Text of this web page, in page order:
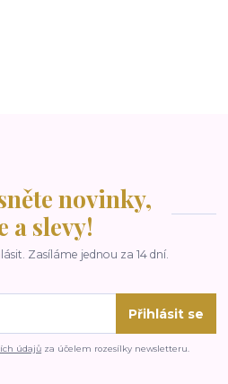
novinky,
a slevy!
Zasíláme jednou za 14 dní.
Přihlásit se
údajů za účelem rozesílky newsletteru.